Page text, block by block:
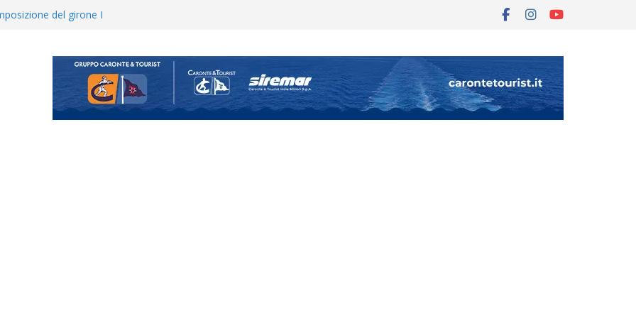
del girone I
chiama questa piazza non
Tourè è un nuovo
colpo per il reparto arretrato: